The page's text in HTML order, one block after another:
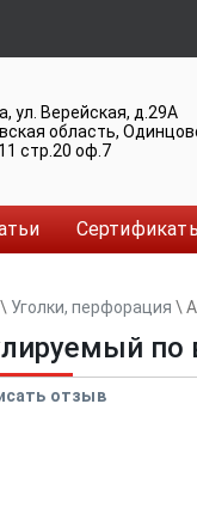
, ул. Верейская, д.29А
область,
стр.20 оф.7
\ Уголки, перфорация \
по
отзыв